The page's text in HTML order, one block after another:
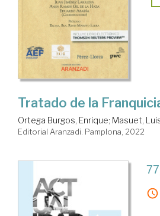
Tratado de la
Ortega Burgos, Enrique; Masuet,
Editorial Aranzadi. Pamplona, 2022